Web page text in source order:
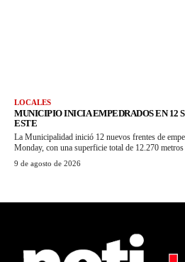
LOCALES
MUNICIPIO INICIA EMPEDRADOS EN 12
ESTE
La Municipalidad inició 12 nuevos frentes de
Monday, con una superficie total de 12.270 metros
9 de agosto de 2026